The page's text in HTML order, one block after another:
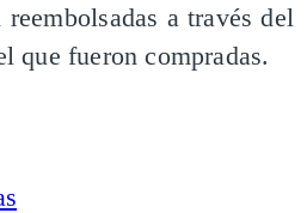
a través del
que fueron compradas.